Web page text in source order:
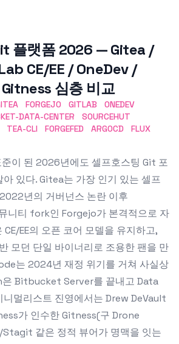
플랫폼 2026 — Gitea /
CE/EE / OneDev /
심층 비교
FORGEJO GITLAB
ONEDEV
DATA-CENTER
SOURCEHUT
TEA-CLI FORGEFED ARGOCD
FLUX
이 된 2026년에도 셀프호스팅 Git 포
있다. Gitea는 가장 인기 있는 셀프
년의 거버넌스 논란 이후
니티 fork인 Forgejo가 본격적으로 자
EE의 오픈 코어 모델을 유지하고,
모던 단일 바이너리로 조용한 팬을 만
는 2024년 재정 위기를 거쳐 사실상
은 Bitbucket Server를 끝내고 Data
멀리스트 진영에서는 Drew DeVault
가 인수한 Gitness(구 Drone
같은 정적 뷰어가 명맥을 잇는